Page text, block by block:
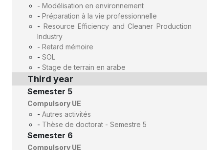
- Modélisation en environnement
- Préparation à la vie professionnelle
- Resource Efficiency and Cleaner Production
Industry
- Retard mémoire
- SOL
- Stage de terrain en arabe
Third year
Semester 5
Compulsory UE
- Autres activités
- Thèse de doctorat - Semestre 5
Semester 6
Compulsory UE